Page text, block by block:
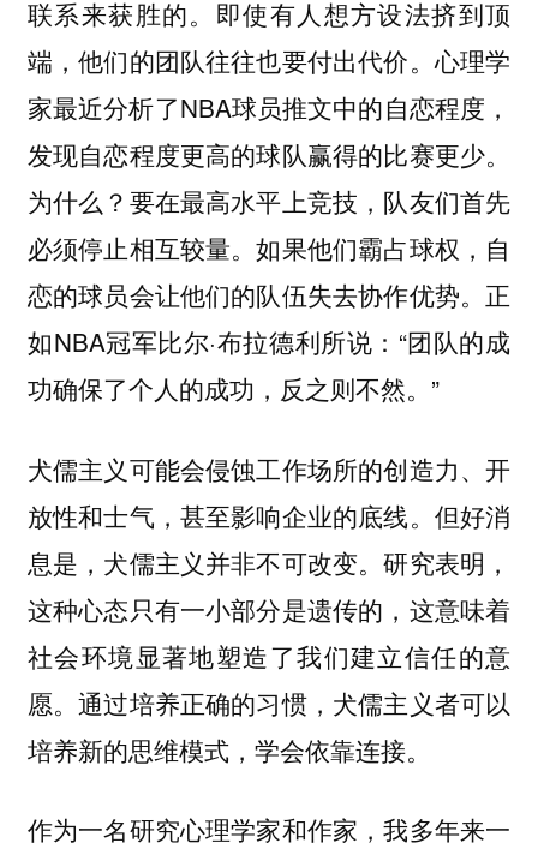
联系来获胜的。 即使有人想方设法挤到顶
端，他们的团队往往也要付出代价。心理学
家最近分析了NBA球员推文中的自恋程度，
发现自恋程度更高的球队赢得的比赛更少。
为什么？要在最高水平上竞技，队友们首先
必须停止相互较量。如果他们霸占球权，自
恋的球员会让他们的队伍失去协作优势。正
如NBA冠军比尔·布拉德利所说：“团队的成
功确保了个人的成功，反之则不然。”
犬儒主义可能会侵蚀工作场所的创造力、开
放性和士气，甚至影响企业的底线。 但好消
息是，犬儒主义并非不可改变。研究表明，
这种心态只有一小部分是遗传的，这意味着
社会环境显著地塑造了我们建立信任的意
愿。通过培养正确的习惯，犬儒主义者可以
培养新的思维模式，学会依靠连接。
作为一名研究心理学家和作家，我多年来一